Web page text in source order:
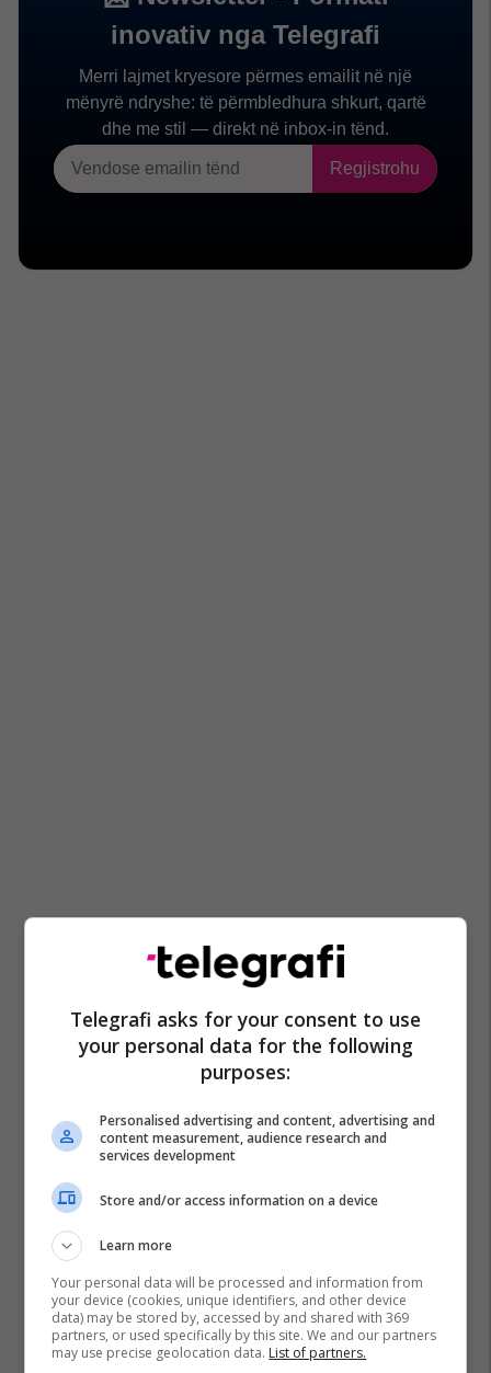
Telegrafi asks for your consent to use
your personal data for the following
purposes:
Personalised advertising and content, advertising and
content measurement, audience research and
services development
Store and/or access information on a device
Learn more
Your personal data will be processed and information from
your device (cookies, unique identifiers, and other device
data) may be stored by, accessed by and shared with 369
partners, or used specifically by this site. We and our partners
may use precise geolocation data. List of partners.